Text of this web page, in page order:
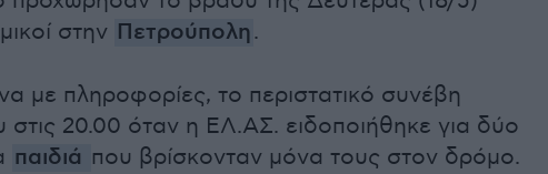
στην Πετρούπολη.
με πληροφορίες, το περιστατικό συνέβη
στις 20.00 όταν η ΕΛ.ΑΣ. ειδοποιήθηκε για δύο
παιδιά που βρίσκονταν μόνα τους στον δρόμο.